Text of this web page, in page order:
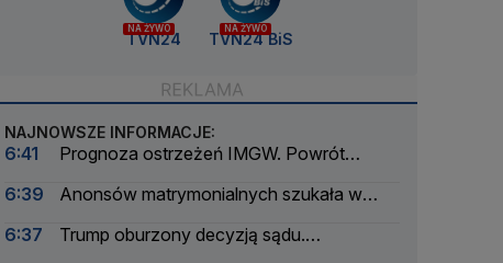
NA ŻYWO
TVN24
NA ŻYWO
TVN24 BiS
NAJNOWSZE INFORMACJE:
6:41
Prognoza ostrzeżeń IMGW. Powrót
6:39
Anonsów matrymonialnych szukała w
nasenny
6:37
Trump oburzony decyzją sądu.